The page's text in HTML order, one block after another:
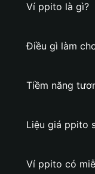
Ví ppito là gì?
Điều gì làm
Tiềm năng
Liệu giá ppito
Ví ppito có